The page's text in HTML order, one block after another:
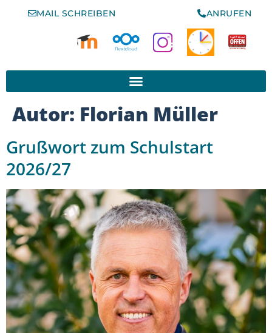
MAIL SCHREIBEN ANRUFEN
www.schule-der-vielfalt.org
Autor: Florian Müller
Grußwort zum Schulstart
2026/27